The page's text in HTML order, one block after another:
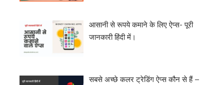
आसानी से रूपये कमाने के लिए ऐप्स- पूरी
जानकारी हिंदी में।
सबसे अच्छे कलर ट्रेडिंग ऐप्स कौन से हैं –